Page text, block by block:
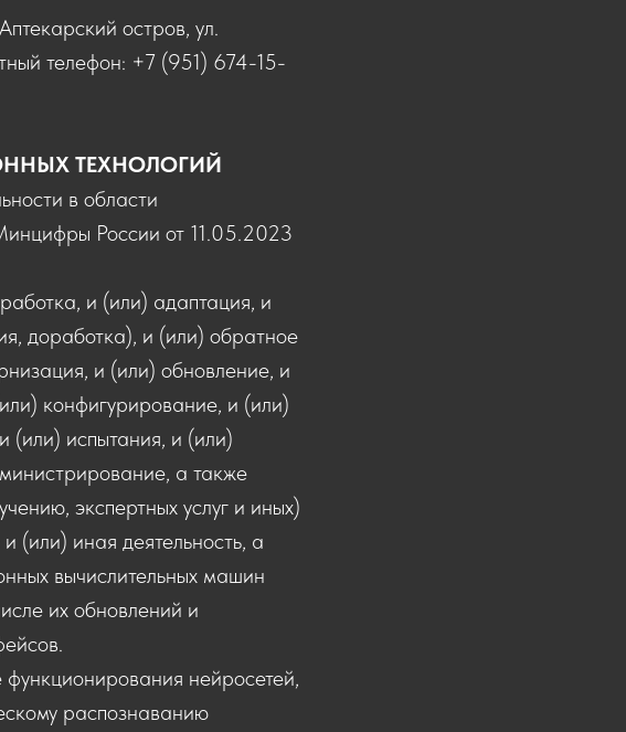
остров, ул.
телефон: +7 (951) 674-15-
ТЕХНОЛОГИЙ
в области
России от 11.05.2023
и (или) адаптация, и
доработка), и (или) обратное
и (или) обновление, и
конфигурирование, и (или)
(или) испытания, и (или)
а также
экспертных услуг и иных)
(или) иная деятельность, а
вычислительных машин
их обновлений и
нейросетей,
распознаванию